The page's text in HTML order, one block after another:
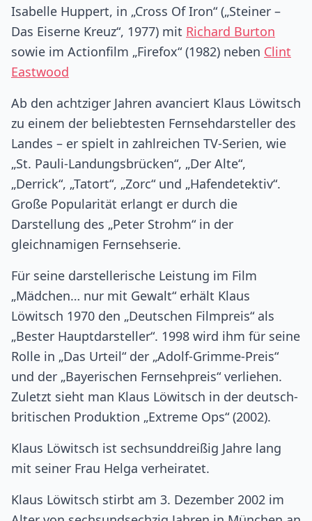
Isabelle Huppert, in „Cross Of Iron“ („Steiner –
Das Eiserne Kreuz“, 1977) mit Richard Burton
sowie im Actionfilm „Firefox“ (1982) neben Clint
Eastwood
Ab den achtziger Jahren avanciert Klaus Löwitsch
zu einem der beliebtesten Fernsehdarsteller des
Landes – er spielt in zahlreichen TV-Serien, wie
„St. Pauli-Landungsbrücken“, „Der Alte“,
„Derrick“, „Tatort“, „Zorc“ und „Hafendetektiv“.
Große Popularität erlangt er durch die
Darstellung des „Peter Strohm“ in der
gleichnamigen Fernsehserie.
Für seine darstellerische Leistung im Film
„Mädchen… nur mit Gewalt“ erhält Klaus
Löwitsch 1970 den „Deutschen Filmpreis“ als
„Bester Hauptdarsteller“. 1998 wird ihm für seine
Rolle in „Das Urteil“ der „Adolf-Grimme-Preis“
und der „Bayerischen Fernsehpreis“ verliehen.
Zuletzt sieht man Klaus Löwitsch in der deutsch-
britischen Produktion „Extreme Ops“ (2002).
Klaus Löwitsch ist sechsunddreißig Jahre lang
mit seiner Frau Helga verheiratet.
Klaus Löwitsch stirbt am 3. Dezember 2002 im